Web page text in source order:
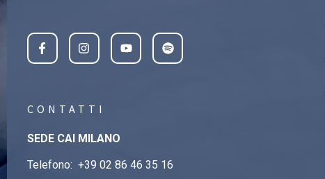
CONTATTI
SEDE CAI MILANO
Telefono: +39 02 86 46 35 16